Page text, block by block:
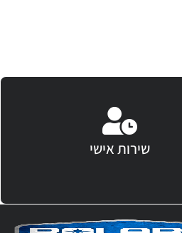
שירות אישי